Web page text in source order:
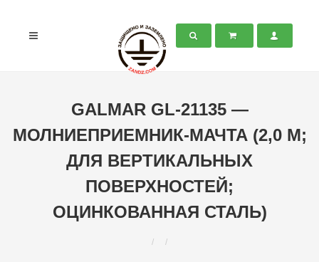
GALMAR GL-21135 —
МОЛНИЕПРИЕМНИК-МАЧТА (2,0 М;
ДЛЯ ВЕРТИКАЛЬНЫХ
ПОВЕРХНОСТЕЙ;
ОЦИНКОВАННАЯ СТАЛЬ)